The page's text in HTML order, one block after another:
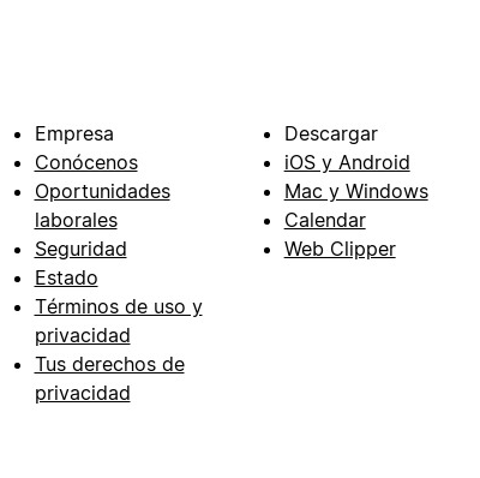
Empresa
Conócenos
Oportunidades
laborales
Seguridad
Estado
Términos de uso y
privacidad
Tus derechos de
privacidad
Descargar
iOS y Android
Mac y Windows
Calendar
Web Clipper